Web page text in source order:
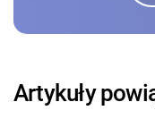
Artykuły